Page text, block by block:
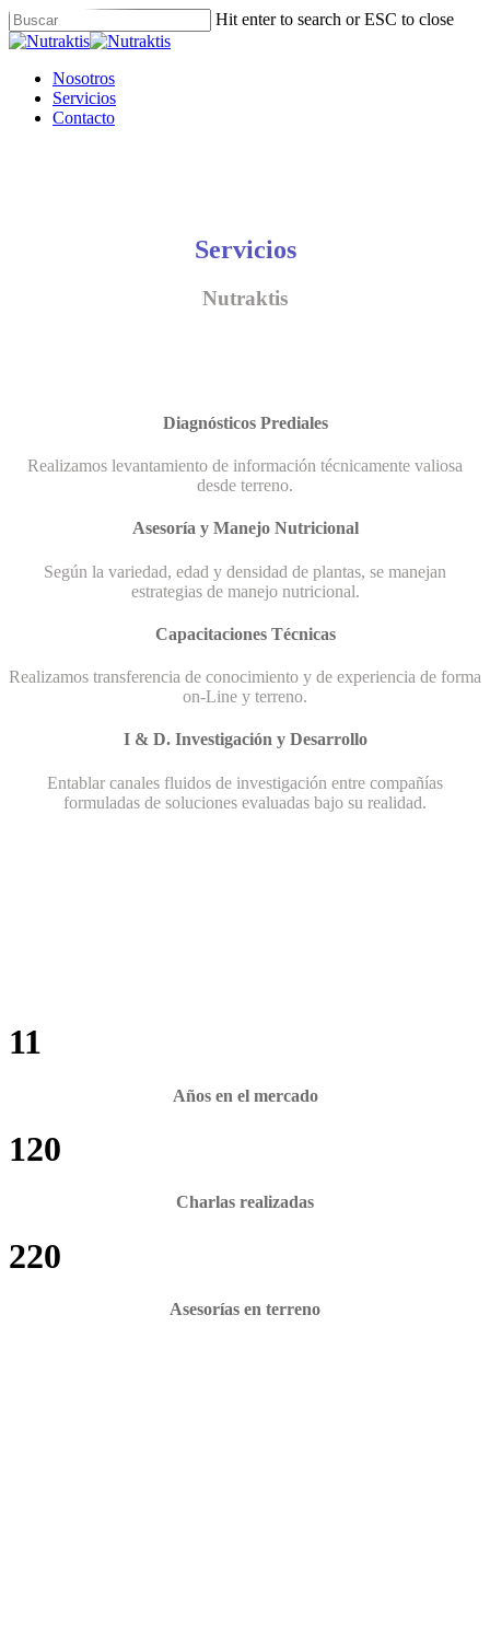
Skip
to
content
Hit enter to search or ESC to close
Close
Menu
Nosotros
Servicios
Contacto
Servicios
Nutraktis
Diagnósticos Prediales
Realizamos levantamiento de información técnicamente valiosa
desde terreno.
Asesoría y Manejo Nutricional
Según la variedad, edad y densidad de plantas, se manejan
estrategias de manejo nutricional.
Capacitaciones Técnicas
Realizamos transferencia de conocimiento y de experiencia de forma
on-Line y terreno.
I & D. Investigación y Desarrollo
Entablar canales fluidos de investigación entre compañías
formuladas de soluciones evaluadas bajo su realidad.
11
Años en el mercado
120
Charlas realizadas
220
Asesorías en terreno